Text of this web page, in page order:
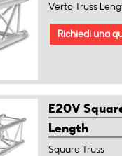
Verto Truss
Richiedi una
E20V
Length
Square Truss